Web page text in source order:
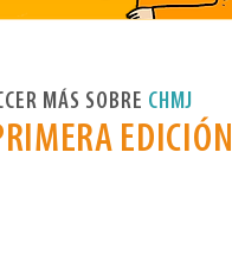
MÁS SOBRE CHMJ
EDICIÓN